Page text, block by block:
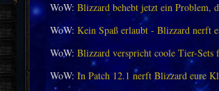
WoW: Blizzard behebt jetzt ein Problem,
WoW: Kein Spaß erlaubt - Blizzard nerft
WoW: Blizzard verspricht coole Tier-Sets
WoW: In Patch 12.1 nerft Blizzard eure